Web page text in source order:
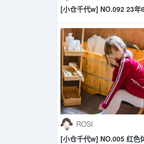
[小仓千代w] NO.092 23
ROSI
[小仓千代w] NO.005 红色